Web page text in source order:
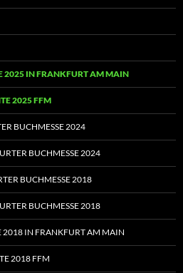
2025 IN FRANKFURT AM MAIN
2025 FFM
BUCHMESSE 2024
BUCHMESSE 2024
BUCHMESSE 2018
BUCHMESSE 2018
IN FRANKFURT AM MAIN
2018 FFM